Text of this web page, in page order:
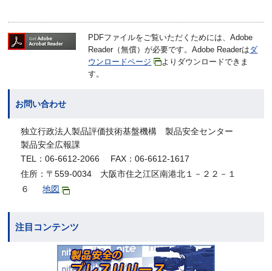
PDFファイルをご覧いただくためには、Adobe
Reader（無償）が必要です。Adobe Readerはダ
ウンロードページ
よりダウンロードできま
す。
お問い合わせ
独立行政法人製品評価技術基盤機構 製品安全センター
製品安全広報課
TEL：06-6612-2066 FAX：06-6612-1617
住所：〒559-0034 大阪市住之江区南港北１－２２－１
６
地図
注目コンテンツ